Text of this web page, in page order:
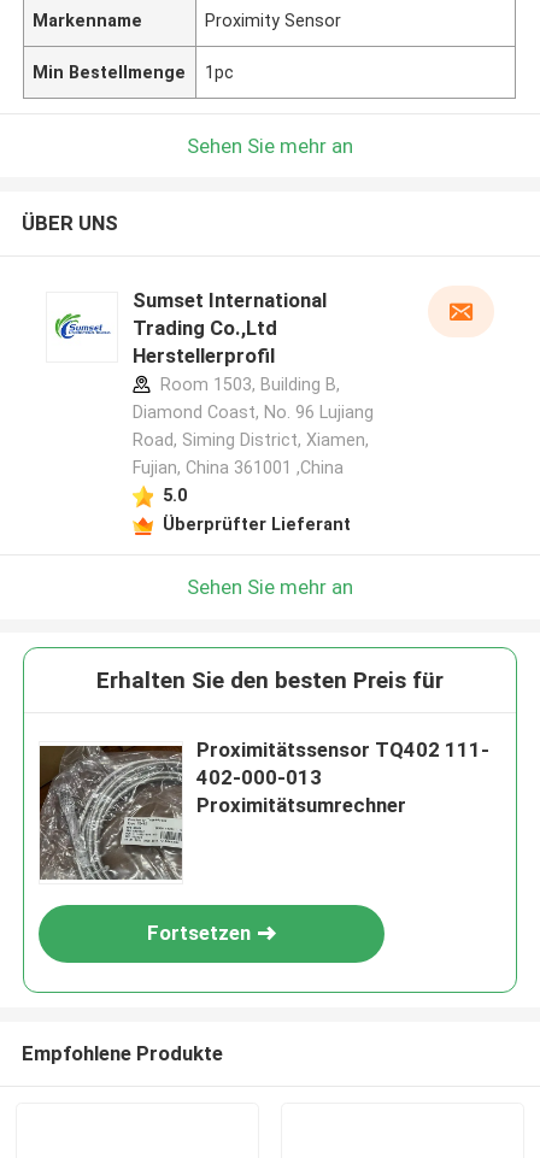
Markenname Proximity Sensor
Min Bestellmenge 1pc
Sehen Sie mehr an
ÜBER UNS
Sumset International
Trading Co.,Ltd
Herstellerprofil
Room 1503, Building B,
Diamond Coast, No. 96 Lujiang
Road, Siming District, Xiamen,
Fujian, China 361001 ,China
5.0
Überprüfter Lieferant
Sehen Sie mehr an
Erhalten Sie den besten Preis für
Proximitätssensor TQ402 111-
402-000-013
Proximitätsumrechner
Fortsetzen
Empfohlene Produkte